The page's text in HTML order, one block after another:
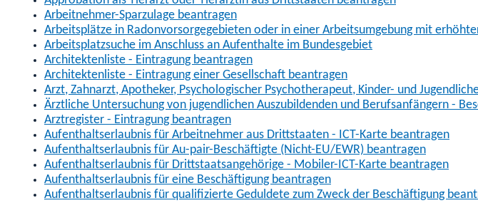
Arbeitnehmer-Sparzulage beantragen
Arbeitsplätze in Radonvorsorgegebieten oder in einer Arbeitsumgebung mit
Arbeitsplatzsuche im Anschluss an Aufenthalte im Bundesgebiet
Architektenliste - Eintragung beantragen
Architektenliste - Eintragung einer Gesellschaft beantragen
Arzt, Zahnarzt, Apotheker, Psychologischer Psychotherapeut, Kinder- und
Ärztliche Untersuchung von jugendlichen Auszubildenden und Berufsanfängern -
Arztregister - Eintragung beantragen
Aufenthaltserlaubnis für Arbeitnehmer aus Drittstaaten - ICT-Karte beantragen
Aufenthaltserlaubnis für Au-pair-Beschäftigte (Nicht-EU/EWR) beantragen
Aufenthaltserlaubnis für Drittstaatsangehörige - Mobiler-ICT-Karte beantragen
Aufenthaltserlaubnis für eine Beschäftigung beantragen
Aufenthaltserlaubnis für qualifizierte Geduldete zum Zweck der Beschäftigung